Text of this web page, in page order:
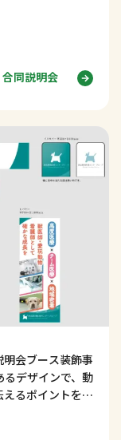
合同説明会
会ブース装飾事
デザインで、動
るポイントを解